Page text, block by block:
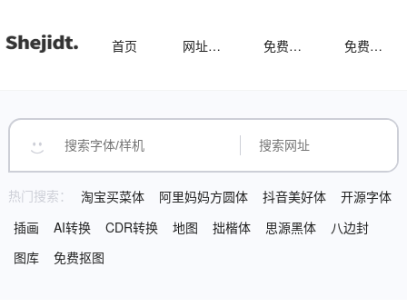
首页 网址导航 免费样机 免费字体
热门搜索： 淘宝买菜体 阿里妈妈方圆体 抖音美好体
开源字体
插画
AI转换 CDR转换 地图 拙楷体 思源黑体
八边封
图库
免费抠图